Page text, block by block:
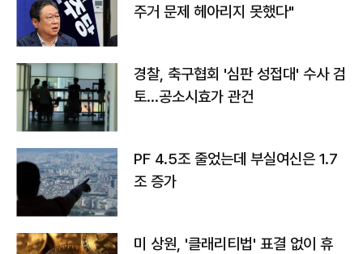
주거 문제 헤아리지 못했다"
경찰, 축구협회 '심판 성접대' 수사 검
토…공소시효가 관건
PF 4.5조 줄었는데 부실여신은 1.7
조 증가
미 상원, '클래리티법' 표결 없이 휴